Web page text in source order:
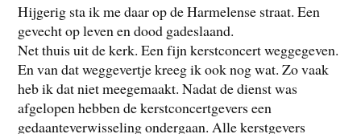
Hijgerig sta ik me daar op de Harmelense straat. Een
gevecht op leven en dood gadeslaand.
Net thuis uit de kerk. Een fijn kerstconcert weggegeven.
En van dat weggevertje kreeg ik ook nog wat. Zo vaak
heb ik dat niet meegemaakt. Nadat de dienst was
afgelopen hebben de kerstconcertgevers een
gedaanteverwisseling ondergaan. Alle kerstgevers